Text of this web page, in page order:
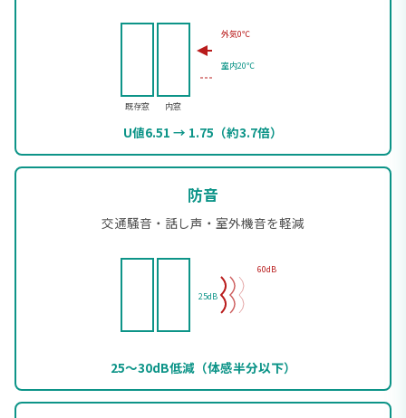
既存窓 内窓
外気0℃
室内20℃
U値6.51 → 1.75（約3.7倍）
防音
交通騒音・話し声・室外機音を軽減
60dB
25dB
25〜30dB低減（体感半分以下）